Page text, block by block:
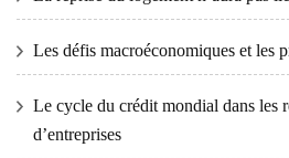
Les défis macroéconomiques et les
Le cycle du crédit mondial dans les
d’entreprises